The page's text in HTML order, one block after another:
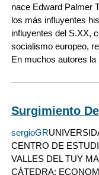
nace Edward Palmer
los más influyentes
influyentes del S.XX,
socialismo europeo,
En muchos autores la
Surgimiento
sergioGR
CENTRO DE
VALLES DEL TUY
CÁTEDRA: